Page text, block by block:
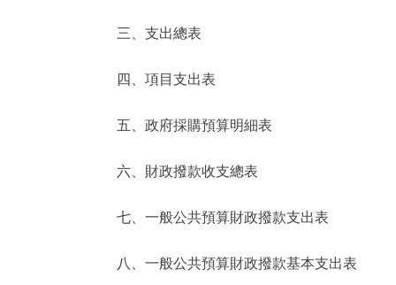
走進北京
北京概況
綠色北京
ENGLISH
三、支出總表
四、項目支出表
五、政府採購預算明細表
六、財政撥款收支總表
七、一般公共預算財政撥款支出表
八、一般公共預算財政撥款基本支出表